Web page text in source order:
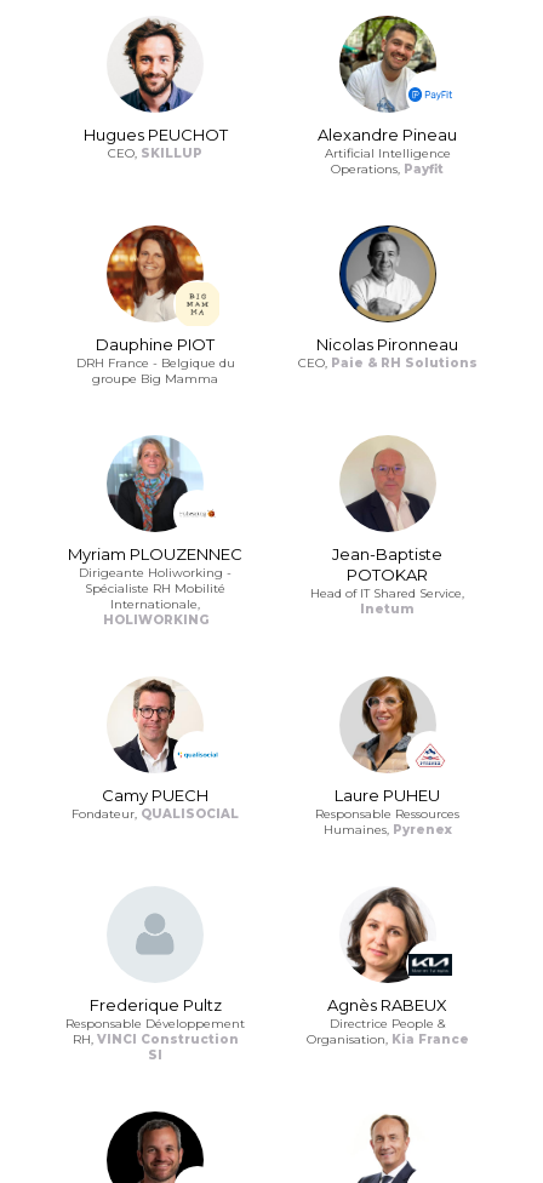
Hugues PEUCHOT
CEO, SKILLUP
Alexandre Pineau
Artificial Intelligence
Operations, Payfit
Dauphine PIOT
DRH France - Belgique du
groupe Big Mamma
Nicolas Pironneau
CEO, Paie & RH Solutions
Myriam PLOUZENNEC
Dirigeante Holiworking -
Spécialiste RH Mobilité
Internationale,
HOLIWORKING
Jean-Baptiste
POTOKAR
Head of IT Shared Service,
Inetum
Camy PUECH
Fondateur, QUALISOCIAL
Laure PUHEU
Responsable Ressources
Humaines, Pyrenex
Frederique Pultz
Responsable Développement
RH, VINCI Construction
SI
Agnès RABEUX
Directrice People &
Organisation, Kia France